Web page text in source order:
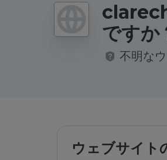
ですか
不明な
ウェブサイト